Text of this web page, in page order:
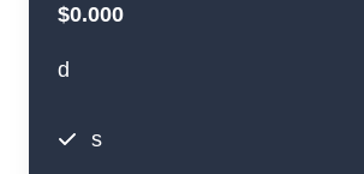
$0.000
d
s